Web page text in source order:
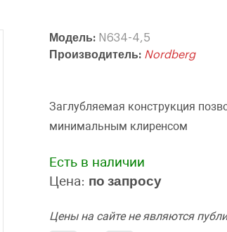
Модель: N634-4,5
Производитель: Nordberg
Заглубляемая конструкция
минимальным клиренсом
Есть в наличии
Цена: по запросу
Цены на сайте не являются